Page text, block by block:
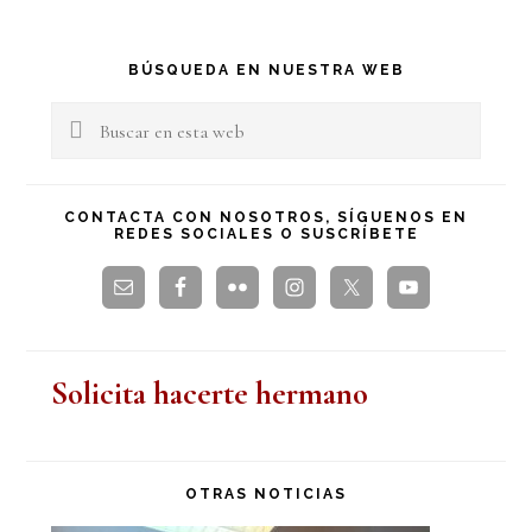
Barra
lateral
BÚSQUEDA EN NUESTRA WEB
Buscar
esta
CONTACTA CON NOSOTROS, SÍGUENOS EN
REDES SOCIALES O SUSCRÍBETE
Solicita hacerte hermano
OTRAS NOTICIAS